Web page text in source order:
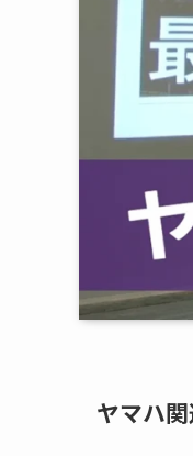
ヤマハ